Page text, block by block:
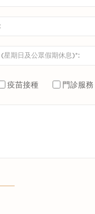
疫苗接種 門診服務